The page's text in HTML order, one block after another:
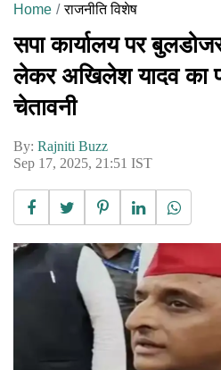
Home राजनीति विशेष
सपा कार्यालय पर
लेकर अखिलेश यादव का
चेतावनी
By: Rajniti Buzz
Sep 17, 2025, 21:51 IST